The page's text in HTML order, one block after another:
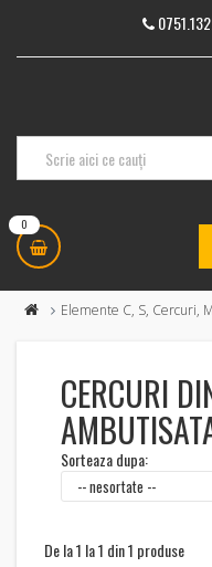
0
Elemente C, S, Cercuri,
CERCURI
Sorteaza dupa:
De la 1 la 1 din 1 produse